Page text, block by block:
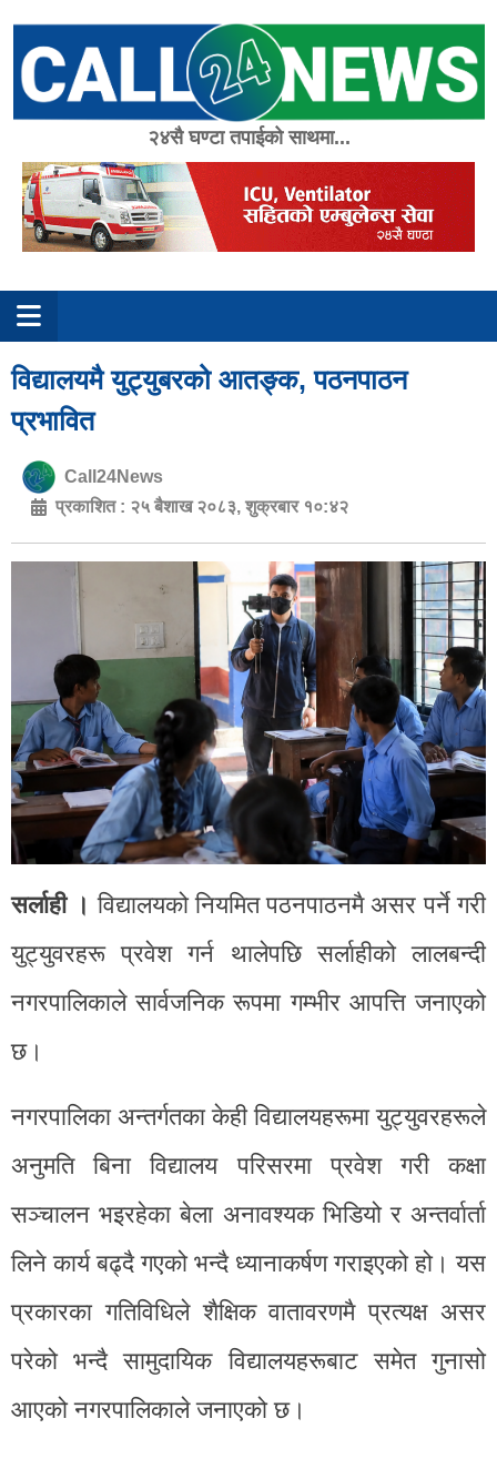
content
२४सै घण्टा तपाईको साथमा...
विद्यालयमै युट्युबरको आतङ्क, पठनपाठन
प्रभावित
Call24News
प्रकाशित : २५ बैशाख २०८३, शुक्रबार १०:४२
सर्लाही । विद्यालयको नियमित पठनपाठनमै असर पर्ने गरी
युट्युवरहरू प्रवेश गर्न थालेपछि सर्लाहीको लालबन्दी
नगरपालिकाले सार्वजनिक रूपमा गम्भीर आपत्ति जनाएको
छ।
नगरपालिका अन्तर्गतका केही विद्यालयहरूमा युट्युवरहरूले
अनुमति बिना विद्यालय परिसरमा प्रवेश गरी कक्षा
सञ्चालन भइरहेका बेला अनावश्यक भिडियो र अन्तर्वार्ता
लिने कार्य बढ्दै गएको भन्दै ध्यानाकर्षण गराइएको हो। यस
प्रकारका गतिविधिले शैक्षिक वातावरणमै प्रत्यक्ष असर
परेको भन्दै सामुदायिक विद्यालयहरूबाट समेत गुनासो
आएको नगरपालिकाले जनाएको छ।